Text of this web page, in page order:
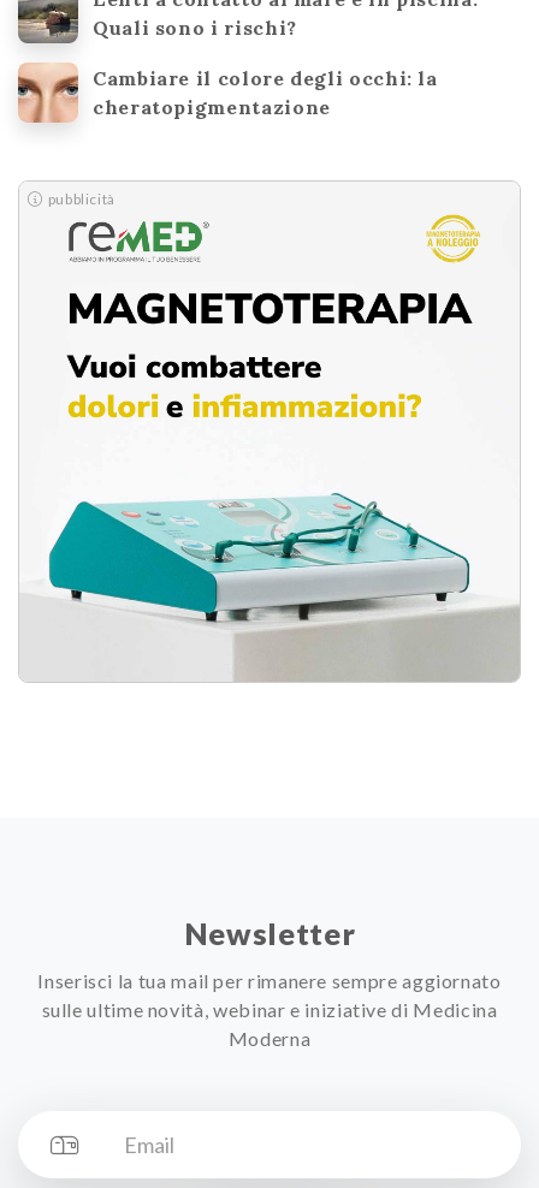
Quali sono i rischi?
Cambiare il colore degli occhi: la
cheratopigmentazione
pubblicità
Newsletter
Inserisci la tua mail per rimanere sempre aggiornato
sulle ultime novità, webinar e iniziative di Medicina
Moderna